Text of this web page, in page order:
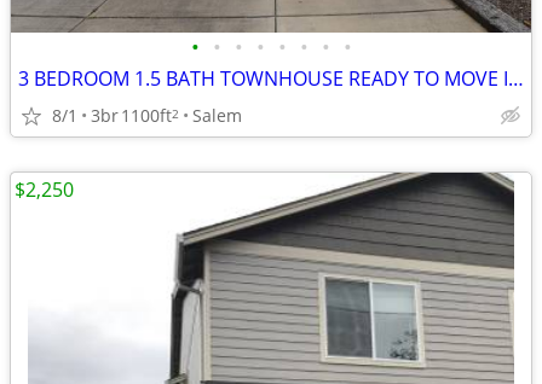
• • • • • • • •
3 BEDROOM 1.5 BATH TOWNHOUSE READY TO MOVE IN!
8/1 3br1100ft2 Salem
$2,250